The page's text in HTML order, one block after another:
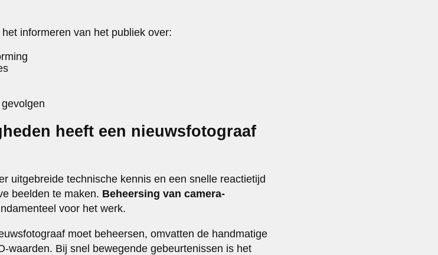
informeren van het publiek over:
heeft een nieuwsfotograaf
uitgebreide technische kennis en een snelle reactietijd
beelden te maken. Beheersing van camera-
voor het werk.
moet beheersen, omvatten de handmatige
waarden. Bij snel bewegende gebeurtenissen is het